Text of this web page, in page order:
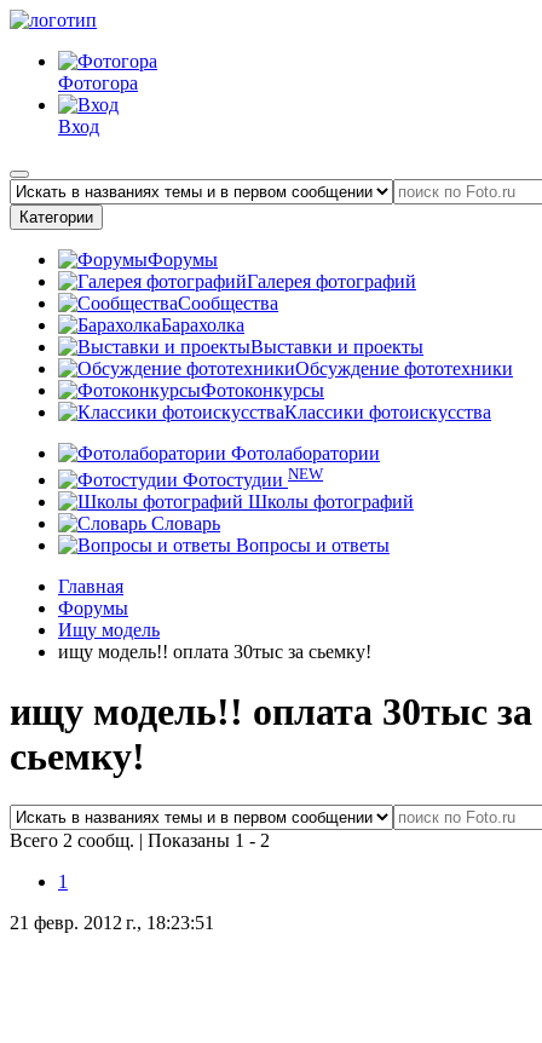
Фотогора
Вход
Категории
Форумы
Галерея фотографий
Сообщества
Барахолка
Выставки и проекты
Обсуждение фототехники
Фотоконкурсы
Классики фотоискусства
Фотолаборатории
Фотостудии NEW
Школы фотографий
Словарь
Вопросы и ответы
Главная
Форумы
Ищу модель
ищу модель!! оплата 30тыс за сьемку!
ищу модель!! оплата 30тыс за
сьемку!
Всего 2 сообщ. | Показаны 1 - 2
1
21 февр. 2012 г., 18:23:51